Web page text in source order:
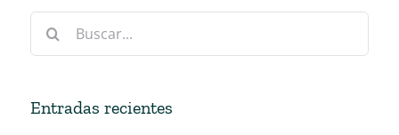
Buscar:
Entradas recientes